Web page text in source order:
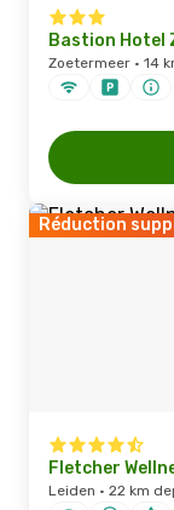
Bastion Hotel
Zoetermeer · 14
Réduction
Fletcher
Leiden · 22 km